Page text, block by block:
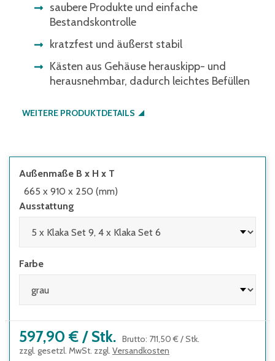
saubere Produkte und einfache
Bestandskontrolle
kratzfest und äußerst stabil
Kästen aus Gehäuse herauskipp- und
herausnehmbar, dadurch leichtes Befüllen
WEITERE PRODUKTDETAILS
Außenmaße B x H x T
665 x 910 x 250 (mm)
Ausstattung
Farbe
597,90 € / Stk. Brutto: 711,50 € /Stk.
zzgl. gesetzl. MwSt. zzgl. Versandkosten